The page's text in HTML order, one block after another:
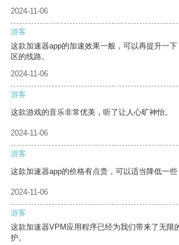
2024-11-06
游客
这款加速器app的加速效果一般，可以再提升一
区的线路。
2024-11-06
游客
这款游戏的音乐非常优美，听了让人心旷神怡。
2024-11-06
游客
这款加速器app的价格有点贵，可以适当降低一些
2024-11-06
游客
这款加速器VPM应用程序已经为我们带来了无限
护。